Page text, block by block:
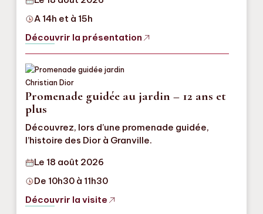
A 14h et à 15h
Découvrir la présentation
Promenade guidée au jardin – 12 ans et
plus
Découvrez, lors d’une promenade guidée,
l’histoire des Dior à Granville.
Le 18 août 2026
De 10h30 à 11h30
Découvrir la visite